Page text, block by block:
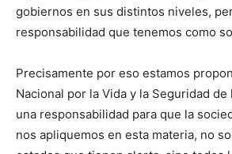
gobiernos en sus distintos niveles,
responsabilidad que tenemos como
Precisamente por eso estamos
Nacional por la Vida y la Seguridad
una responsabilidad para que la
nos apliquemos en esta materia, no